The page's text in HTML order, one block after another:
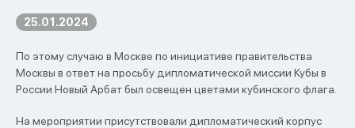
25.01.2024
По этому случаю в Москве по инициативе правительства
Москвы в ответ на просьбу дипломатической миссии Кубы в
России Новый Арбат был освещен цветами кубинского флага.
На мероприятии присутствовали дипломатический корпус